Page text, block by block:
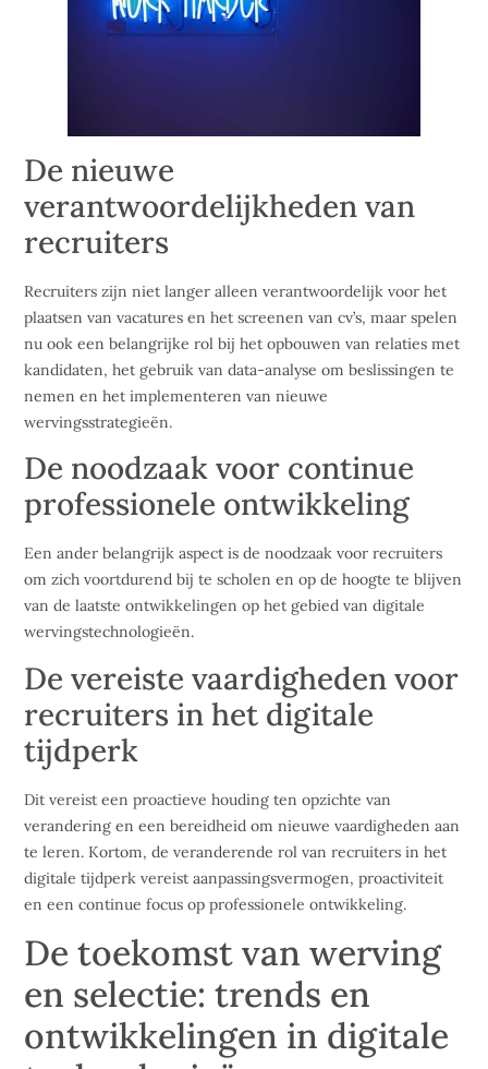
De nieuwe
verantwoordelijkheden van
recruiters
Recruiters zijn niet langer alleen verantwoordelijk voor het
plaatsen van vacatures en het screenen van cv’s, maar spelen
nu ook een belangrijke rol bij het opbouwen van relaties met
kandidaten, het gebruik van data-analyse om beslissingen te
nemen en het implementeren van nieuwe
wervingsstrategieën.
De noodzaak voor continue
professionele ontwikkeling
Een ander belangrijk aspect is de noodzaak voor recruiters
om zich voortdurend bij te scholen en op de hoogte te blijven
van de laatste ontwikkelingen op het gebied van digitale
wervingstechnologieën.
De vereiste vaardigheden voor
recruiters in het digitale
tijdperk
Dit vereist een proactieve houding ten opzichte van
verandering en een bereidheid om nieuwe vaardigheden aan
te leren. Kortom, de veranderende rol van recruiters in het
digitale tijdperk vereist aanpassingsvermogen, proactiviteit
en een continue focus op professionele ontwikkeling.
De toekomst van werving
en selectie: trends en
ontwikkelingen in digitale